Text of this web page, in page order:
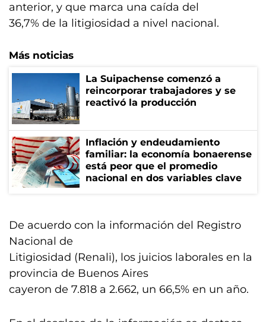
anterior, y que marca una caída del
36,7% de la litigiosidad a nivel nacional.
Más noticias
La Suipachense comenzó a
reincorporar trabajadores y se
reactivó la producción
Inflación y endeudamiento
familiar: la economía bonaerense
está peor que el promedio
nacional en dos variables clave
De acuerdo con la información del Registro
Nacional de
Litigiosidad (Renali), los juicios laborales en la
provincia de Buenos Aires
cayeron de 7.818 a 2.662, un 66,5% en un año.